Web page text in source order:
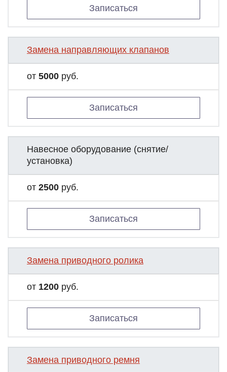
Записаться
Замена направляющих клапанов
от 5000 руб.
Записаться
Навесное оборудование (снятие/
установка)
от 2500 руб.
Записаться
Замена приводного ролика
от 1200 руб.
Записаться
Замена приводного ремня